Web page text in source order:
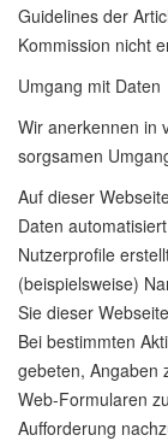
Guidelines der
Kommission nicht
Umgang mit Daten
Wir anerkennen in
sorgsamen
Auf dieser
Daten
Nutzerprofile
(beispielsweise)
Sie dieser
Bei bestimmten
gebeten, Angaben
Web-Formularen
Aufforderung